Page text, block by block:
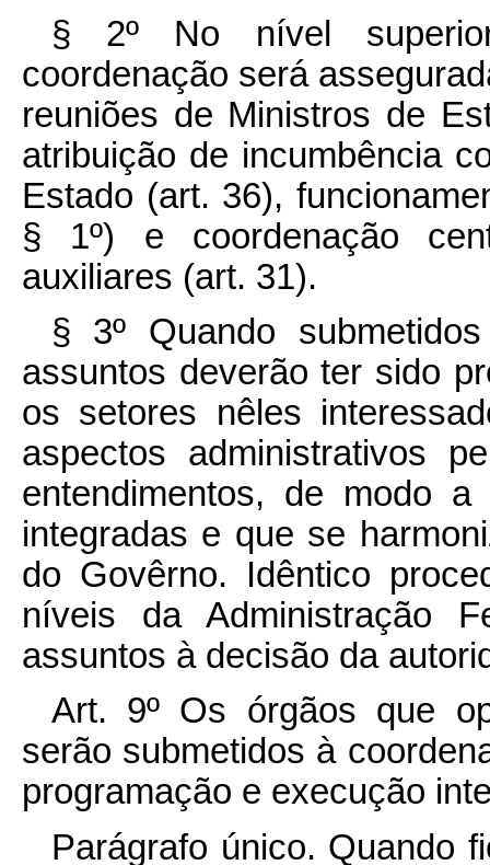
§ 2º No nível
coordenação será
reuniões de Ministros de
atribuição de incumbência
Estado (art. 36),
§ 1º) e coordenação
auxiliares (art. 31).
§ 3º Quando
assuntos deverão ter sido
os setores nêles
aspectos administrativos
entendimentos, de modo a
integradas e que se
do Govêrno. Idêntico
níveis da Administração
assuntos à decisão da
Art. 9º Os órgãos que
serão submetidos à
programação e execução
Parágrafo único. Quando